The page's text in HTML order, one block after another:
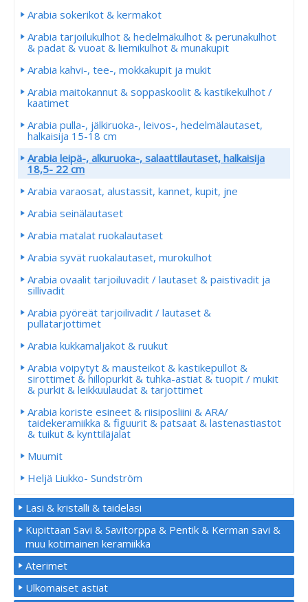
Arabia sokerikot & kermakot
Arabia tarjoilukulhot & hedelmäkulhot & perunakulhot
& padat & vuoat & liemikulhot & munakupit
Arabia kahvi-, tee-, mokkakupit ja mukit
Arabia maitokannut & soppaskoolit & kastikekulhot /
kaatimet
Arabia pulla-, jälkiruoka-, leivos-, hedelmälautaset,
halkaisija 15-18 cm
Arabia leipä-, alkuruoka-, salaattilautaset, halkaisija
18,5- 22 cm
Arabia varaosat, alustassit, kannet, kupit, jne
Arabia seinälautaset
Arabia matalat ruokalautaset
Arabia syvät ruokalautaset, murokulhot
Arabia ovaalit tarjoiluvadit / lautaset & paistivadit ja
sillivadit
Arabia pyöreät tarjoilivadit / lautaset &
pullatarjottimet
Arabia kukkamaljakot & ruukut
Arabia voipytyt & mausteikot & kastikepullot &
sirottimet & hillopurkit & tuhka-astiat & tuopit / mukit
& purkit & leikkuulaudat & tarjottimet
Arabia koriste esineet & riisiposliini & ARA/
taidekeramiikka & figuurit & patsaat & lastenastiastot
& tuikut & kynttiläjalat
Muumit
Heljä Liukko- Sundström
Lasi & kristalli & taidelasi
Kupittaan Savi & Savitorppa & Pentik & Kerman savi &
muu kotimainen keramiikka
Aterimet
Ulkomaiset astiat